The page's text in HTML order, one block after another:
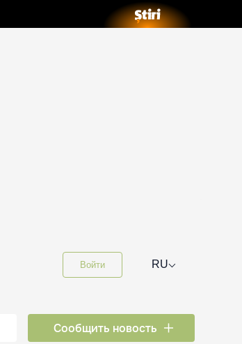
Войти RU⌵
Сообщить новость